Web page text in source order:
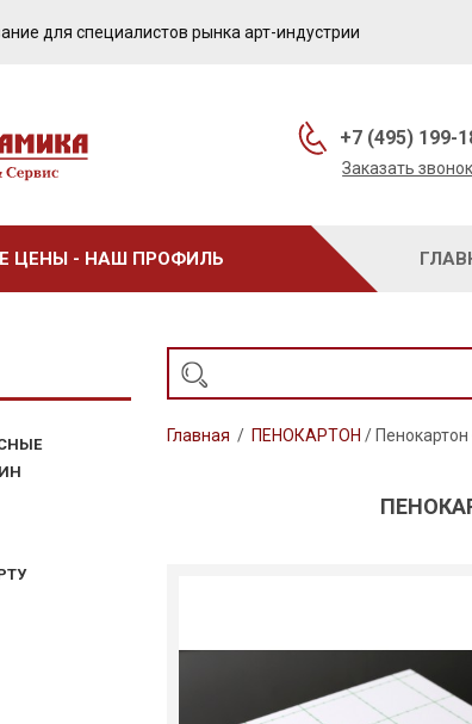
для специалистов рынка арт-индустрии
+7 (495) 199-
Заказать звонок
ЦЕНЫ - НАШ ПРОФИЛЬ
Главная / ПЕНОКАРТОН /